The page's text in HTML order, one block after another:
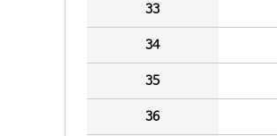
33
34
35
36